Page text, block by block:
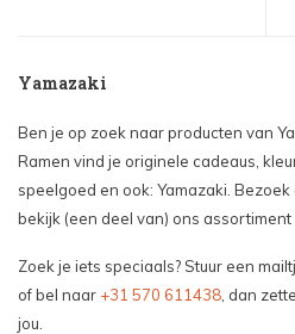
Yamazaki
Ben je op zoek naar producten van
Ramen vind je originele cadeaus,
speelgoed en ook: Yamazaki.
bekijk (een deel van) ons assortiment
Zoek je iets speciaals? Stuur een
of bel naar +31 570 611438 , dan
jou.